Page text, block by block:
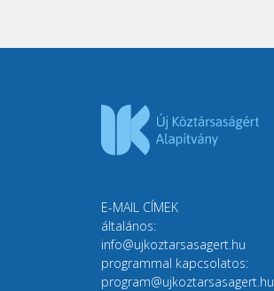
E-MAIL CÍMEK
általános:
info@ujkoztarsasagert.hu
programmal kapcsolatos:
program@ujkoztarsasagert.hu